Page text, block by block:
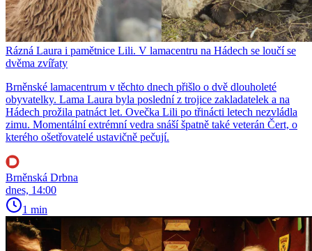
Rázná Laura i pamětnice Lili. V lamacentru na Hádech se loučí se
dvěma zvířaty
Brněnské lamacentrum v těchto dnech přišlo o dvě dlouholeté
obyvatelky. Lama Laura byla poslední z trojice zakladatelek a na
Hádech prožila patnáct let. Ovečka Lili po třinácti letech nezvládla
zimu. Momentální extrémní vedra snáší špatně také veterán Čert, o
kterého ošetřovatelé ustavičně pečují.
Brněnská Drbna
dnes, 14:00
1 min